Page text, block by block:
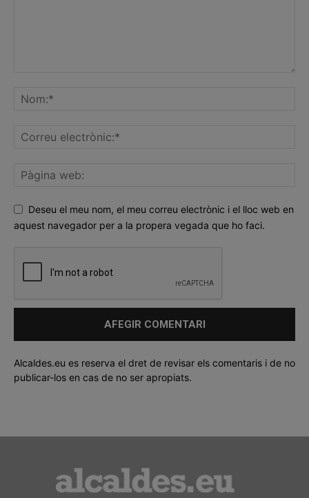
Deseu el meu nom, el meu correu electrònic i el lloc web en
aquest navegador per a la propera vegada que ho faci.
Alcaldes.eu es reserva el dret de revisar els comentaris i de no
publicar-los en cas de no ser apropiats.